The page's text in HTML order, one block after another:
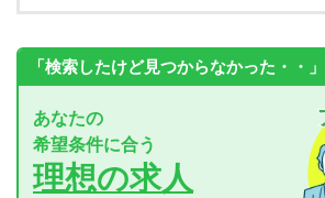
「検索したけど見つからなかった・・」
あなたの
希望条件に合う
理想の求人